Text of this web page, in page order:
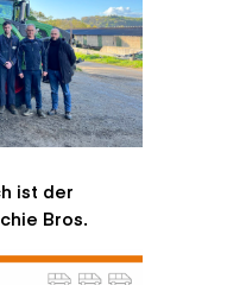
ist der
Bros.